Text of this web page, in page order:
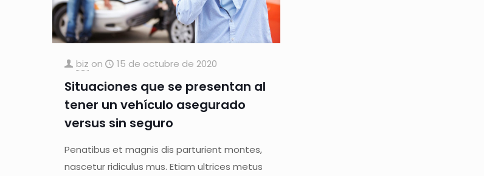
biz on 15 de octubre de 2020
Situaciones que se presentan al
tener un vehículo asegurado
versus sin seguro
Penatibus et magnis dis parturient montes,
nascetur ridiculus mus. Etiam ultrices metus